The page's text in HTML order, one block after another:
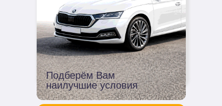
Подберём Вам
наилучшие условия